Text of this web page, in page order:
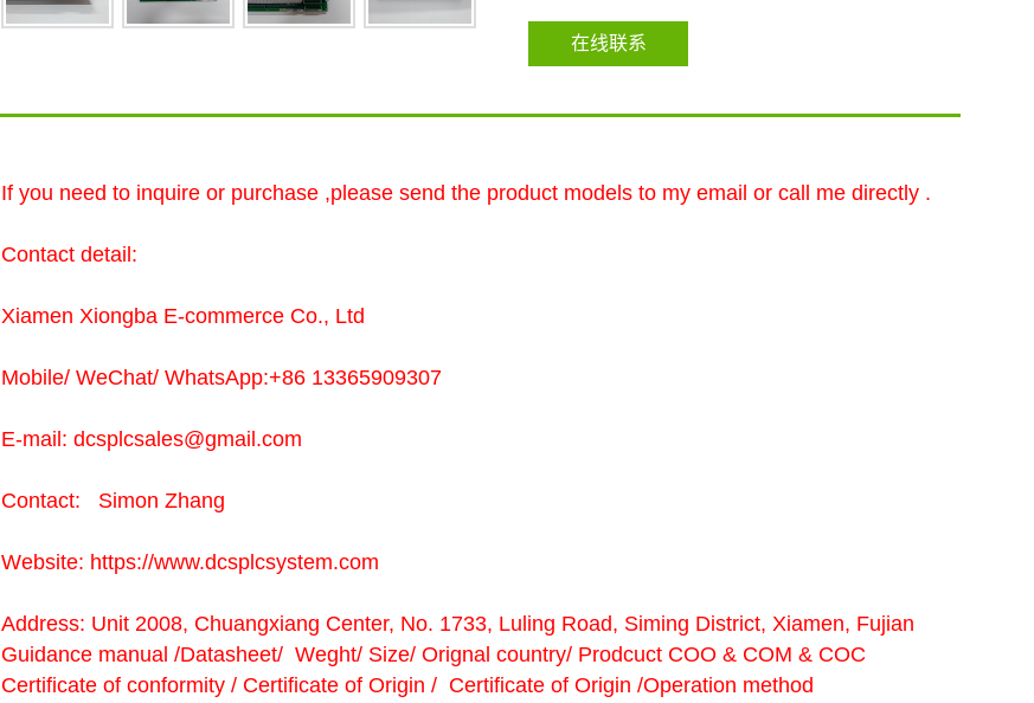
在线联系
If you need to inquire or purchase ,please send the product models to my email or call me directly .
Contact detail:
Xiamen Xiongba E-commerce Co., Ltd
Mobile/ WeChat/ WhatsApp:+86 13365909307
E-mail: dcsplcsales@gmail.com
Contact: Simon Zhang
Website: https://www.dcsplcsystem.com
Address: Unit 2008, Chuangxiang Center, No. 1733, Luling Road, Siming District, Xiamen, Fujian
Guidance manual /Datasheet/ Weght/ Size/ Orignal country/ Prodcuct COO & COM & COC
Certificate of conformity / Certificate of Origin / Certificate of Origin /Operation method